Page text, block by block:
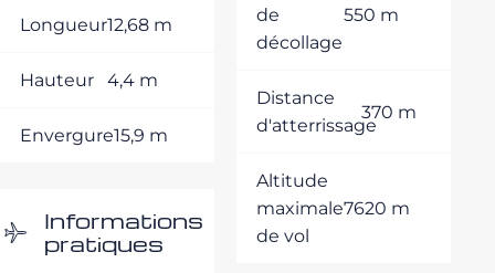
Longueur12,68 m
Hauteur 4,4 m
Envergure15,9 m
Informations
pratiques
de
décollage
550 m
Distance
d'atterrissage
370 m
Altitude
maximale
de vol
7620 m